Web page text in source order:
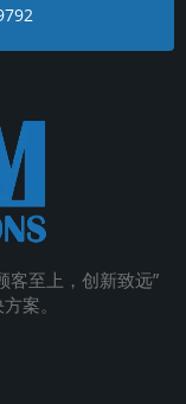
客至上，创新致远”
案。